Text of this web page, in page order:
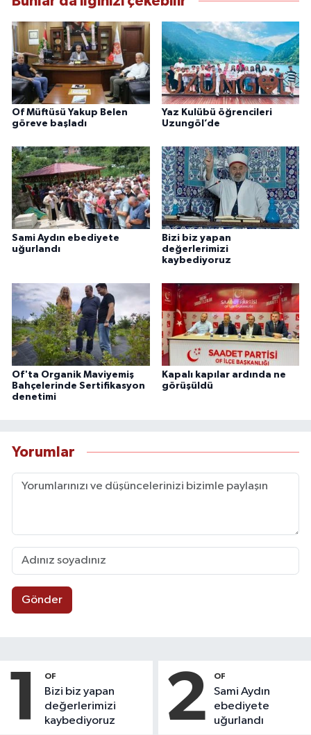
Of Müftüsü Yakup Belen
göreve başladı
Yaz Kulübü öğrencileri
Uzungöl’de
Sami Aydın ebediyete
uğurlandı
Bizi biz yapan
değerlerimizi
kaybediyoruz
Of'ta Organik Maviyemiş
Bahçelerinde Sertifikasyon
denetimi
Kapalı kapılar ardında ne
görüşüldü
Yorumlar
Gönder
1 OF
Bizi biz yapan
değerlerimizi
kaybediyoruz
2 OF
Sami Aydın
ebediyete
uğurlandı